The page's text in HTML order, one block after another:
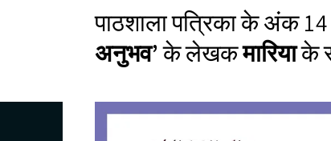
पाठशाला पत्रिका के अंक
अनुभव’के लेखकमारियाके